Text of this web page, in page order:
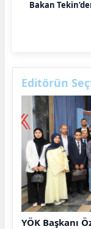
Bakan
Editörün
YÖK Başkanı